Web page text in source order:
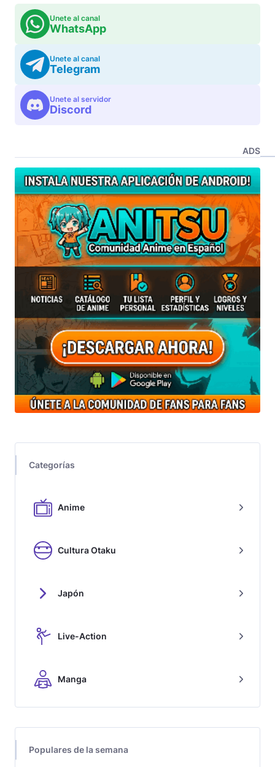
Unete al canal
WhatsApp
Unete al canal
Telegram
Unete al servidor
Discord
ADS
Categorías
Anime
Cultura Otaku
Japón
Live-Action
Manga
Populares de la semana